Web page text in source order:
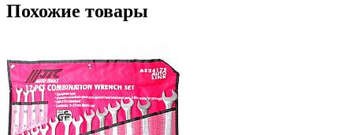
Похожие товары